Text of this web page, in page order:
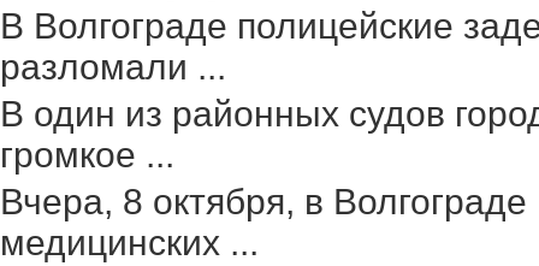
В Волгограде полицейские
разломали ...
В один из районных судов
громкое ...
Вчера, 8 октября, в
медицинских ...